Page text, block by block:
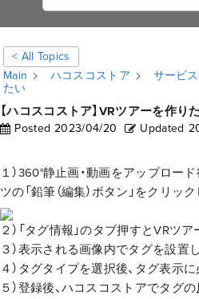
< All Topics
Main
ハコスコストア サービ
たい
【ハコスコストア】VRツアーを作り
Posted 2023/04/20 Updated
１）360°静止画・動画をアップロー
ツの「鉛筆（編集）ボタン」をクリッ
２）「タグ情報」のタブ押すとVRツ
３）表示される画像内でタグを設置
４）タグタイプを選択後、タグ表示
５）登録後、ハコスコストアでタグ